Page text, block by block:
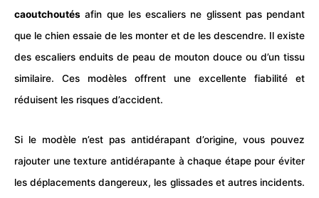
caoutchoutés afin que les escaliers ne glissent pas pendant
que le chien essaie de les monter et de les descendre. Il existe
des escaliers enduits de peau de mouton douce ou d’un tissu
similaire. Ces modèles offrent une excellente fiabilité et
réduisent les risques d’accident.
Si le modèle n’est pas antidérapant d’origine, vous pouvez
rajouter une texture antidérapante à chaque étape pour éviter
les déplacements dangereux, les glissades et autres incidents.